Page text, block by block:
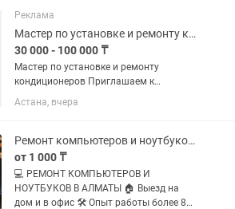
фар на стенде -...
Реклама
Мастер по установке и ремонту кондиционеров
30 000 - 100 000 ₸
Мастер по установке и ремонту
кондиционеров Приглашаем к
сотрудничеству опытных мастеров для
выполнения заказов через приложение
бытовых кондиционеров и...
Астана, вчера
Ремонт компьютеров и ноутбуков Алматы Windows, Office Айтишник Программист
от 1 000 ₸
💻 РЕМОНТ КОМПЬЮТЕРОВ И
НОУТБУКОВ В АЛМАТЫ 🏠 Выезд на
дом и в офис 🛠 Опыт работы более 8